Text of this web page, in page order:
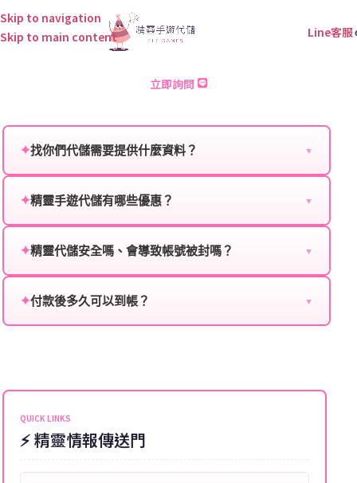
Skip to navigation
Skip to main content
Line客服
幽遊白書BANG靈丸 儲值
立即詢問
✦找你們代儲需要提供什麼資料？ ▼
服：
角色名稱：您遊戲中的角色名稱。
等級：角色的當前等級。
✦精靈手遊代儲有哪些優惠？ ▼
贈送、大額儲值優惠及節日限定活動，儲值最低6折
✦精靈代儲安全嗎、會導致帳號被封嗎？ ▼
單，不使用外掛程式、非法點數或異常儲值管道。您獲
✦付款後多久可以到帳？ ▼
可直接聯絡客服查詢訂單進度。
QUICK LINKS
⚡ 精靈情報傳送門